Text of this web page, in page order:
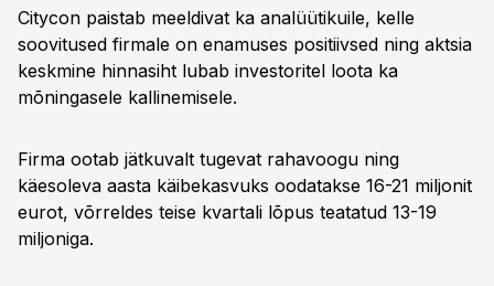
Citycon paistab meeldivat ka analüütikuile, kelle
soovitused firmale on enamuses positiivsed ning aktsia
keskmine hinnasiht lubab investoritel loota ka
mõningasele kallinemisele.
Firma ootab jätkuvalt tugevat rahavoogu ning
käesoleva aasta käibekasvuks oodatakse 16-21 miljonit
eurot, võrreldes teise kvartali lõpus teatatud 13-19
miljoniga.